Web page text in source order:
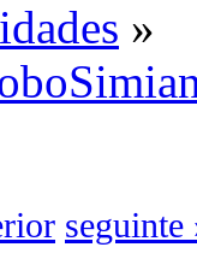
»
seguinte